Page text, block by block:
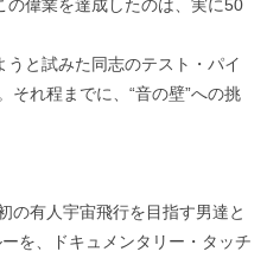
の偉業を達成したのは、実に50
うと試みた同志のテスト・パイ
それ程までに、“音の壁”への挑
の有人宇宙飛行を目指す男達と
を、ドキュメンタリー・タッチ